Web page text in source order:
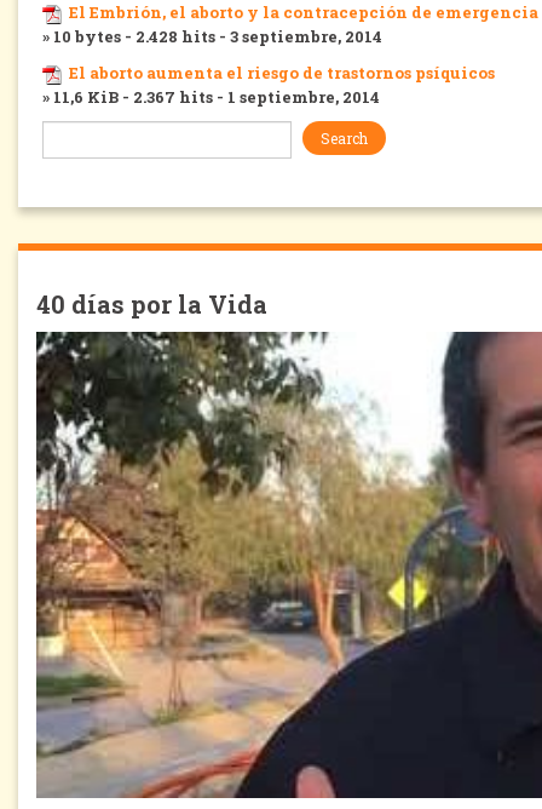
El Embrión, el aborto y la contracepción de emergencia
» 10 bytes - 2.428 hits - 3 septiembre, 2014
El aborto aumenta el riesgo de trastornos psíquicos
» 11,6 KiB - 2.367 hits - 1 septiembre, 2014
40 días por la Vida